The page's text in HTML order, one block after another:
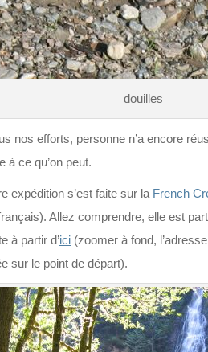
douilles
nos efforts, personne n’a encore
à ce qu’on peut.
expédition s’est faite sur la French
Allez comprendre, elle est
à partir d’ici (zoomer à fond,
sur le point de départ).